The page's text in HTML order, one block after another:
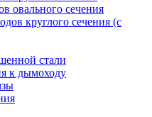
овального сечения
круглого сечения (с
стали
к дымоходу